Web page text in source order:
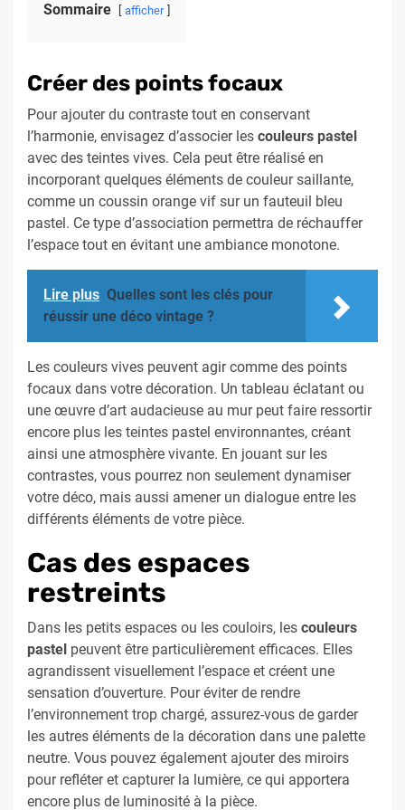
Sommaire afficher
Créer des points focaux
Pour ajouter du contraste tout en conservant
l’harmonie, envisagez d’associer les couleurs pastel
avec des teintes vives. Cela peut être réalisé en
incorporant quelques éléments de couleur saillante,
comme un coussin orange vif sur un fauteuil bleu
pastel. Ce type d’association permettra de réchauffer
l’espace tout en évitant une ambiance monotone.
Lire plus Quelles sont les clés pour
réussir une déco vintage ?
Les couleurs vives peuvent agir comme des points
focaux dans votre décoration. Un tableau éclatant ou
une œuvre d’art audacieuse au mur peut faire ressortir
encore plus les teintes pastel environnantes, créant
ainsi une atmosphère vivante. En jouant sur les
contrastes, vous pourrez non seulement dynamiser
votre déco, mais aussi amener un dialogue entre les
différents éléments de votre pièce.
Cas des espaces
restreints
Dans les petits espaces ou les couloirs, les couleurs
pastel peuvent être particulièrement efficaces. Elles
agrandissent visuellement l’espace et créent une
sensation d’ouverture. Pour éviter de rendre
l’environnement trop chargé, assurez-vous de garder
les autres éléments de la décoration dans une palette
neutre. Vous pouvez également ajouter des miroirs
pour refléter et capturer la lumière, ce qui apportera
encore plus de luminosité à la pièce.